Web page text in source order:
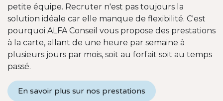
petite équipe. Recruter n'est pas toujours la
solution idéale car elle manque de flexibilité. C'est
pourquoi ALFA Conseil vous propose des prestations
à la carte, allant de une heure par semaine à
plusieurs jours par mois, soit au forfait soit au temps
passé.
En savoir plus sur nos prestations